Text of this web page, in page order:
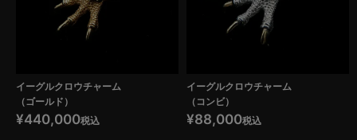
イーグルクロウチャーム
（ゴールド）
¥440,000税込
イーグルクロウチャーム
（コンビ）
¥88,000税込